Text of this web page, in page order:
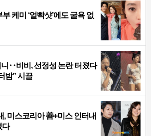
케미 ‘얼빡샷’에도 굴욕 없
‥비비, 선정성 논란 터졌다
밤” 시끌
, 미스코리아 善+미스 인터내
다